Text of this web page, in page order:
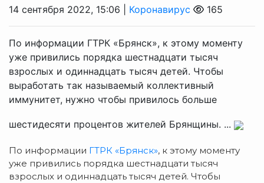
14 сентября 2022, 15:06 | Коронавирус 165
По информации ГТРК «Брянск», к этому моменту
уже привились порядка шестнадцати тысяч
взрослых и одиннадцать тысяч детей. Чтобы
выработать так называемый коллективный
иммунитет, нужно чтобы привилось больше
шестидесяти процентов жителей Брянщины. ...
По информации ГТРК «Брянск», к этому моменту
уже привились порядка шестнадцати тысяч
взрослых и одиннадцать тысяч детей. Чтобы